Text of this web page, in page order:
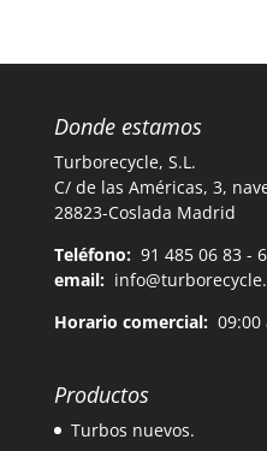
Donde estamos
Turborecycle, S.L.
C/ de las Américas, 3,
28823-Coslada Madrid
Teléfono: 91 485 06 83 -
email:
Horario comercial:09:00
Productos
Turbos nuevos.